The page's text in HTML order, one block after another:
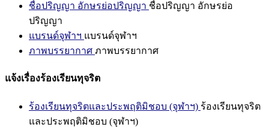
ชื่อปริญญา อักษรย่อปริญญา ชื่อปริญญา อักษรย่อ
ปริญญา
แบรนด์จุฬาฯ แบรนด์จุฬาฯ
ภาพบรรยากาศ ภาพบรรยากาศ
แจ้งเรื่องร้องเรียนทุจริต
ร้องเรียนทุจริตและประพฤติมิชอบ (จุฬาฯ) ร้องเรียนทุจริต
และประพฤติมิชอบ (จุฬาฯ)